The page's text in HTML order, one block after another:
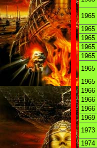
1965
1965
1965
1965
1965
1965
1965
1966
1966
1966
1969
1973
1974